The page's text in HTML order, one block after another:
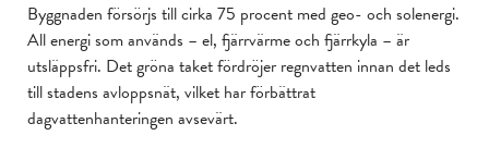
Byggnaden försörjs till cirka 75 procent med geo- och solenergi.
All energi som används – el, fjärrvärme och fjärrkyla – är
utsläppsfri. Det gröna taket fördröjer regnvatten innan det leds
till stadens avloppsnät, vilket har förbättrat
dagvattenhanteringen avsevärt.